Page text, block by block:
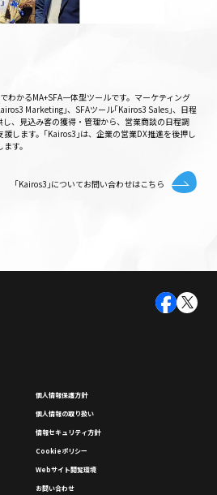
わかるMA+SFA一体型ツールです。マーケティング
Marketing｣、SFAツール｢Kairos3 Sales｣、日程
、見込み客の獲得・管理から、営業商談の日程調
します。｢Kairos3｣は、企業の営業DX推進を後押し
す。
｢Kairos3｣についてお問い合わせはこちら
個⼈情報保護⽅針
個⼈情報の取り扱い
情報セキュリティ⽅針
Cookieポリシー
Webサイト閲覧環境
お問い合わせ